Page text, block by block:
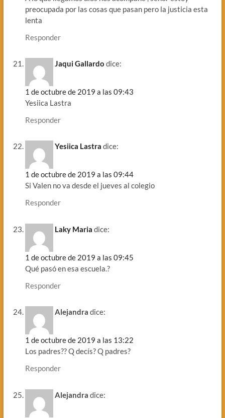
preocupada por las cosas que pasan pero la justicia esta
lenta
Responder
Jaqui Gallardo dice:
1 de octubre de 2019 a las 09:43
Yesiica Lastra
Responder
Yesiica Lastra dice:
1 de octubre de 2019 a las 09:44
Si Valen no va desde el jueves al colegio
Responder
Laky Maria dice:
1 de octubre de 2019 a las 09:45
Qué pasó en esa escuela.?
Responder
Alejandra dice:
1 de octubre de 2019 a las 13:22
Los padres?? Q decís? Q padres?
Responder
Alejandra dice: